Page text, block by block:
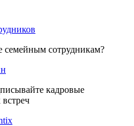
семейным сотрудникам?
кадровые